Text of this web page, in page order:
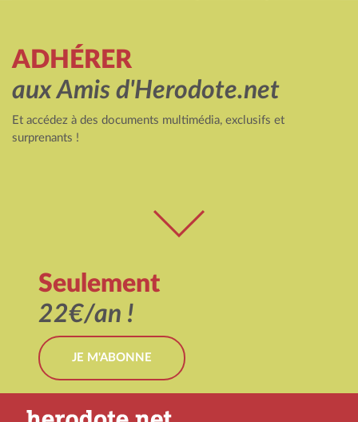
ADHÉRER
aux Amis d'Herodote.net
Et accédez à des documents multimédia, exclusifs et
surprenants !
Seulement
22€/an !
JE M'ABONNE